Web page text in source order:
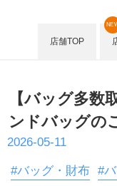
店舗TOP
【バッグ多数
ンドバッグの
2026-05-11
#バッグ・財布 #